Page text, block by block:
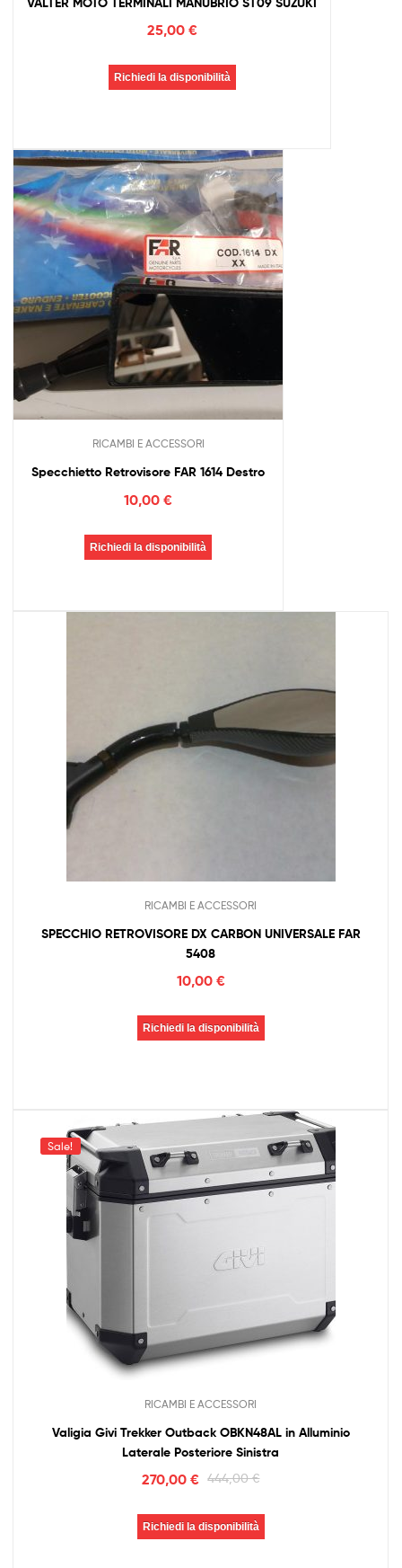
25,00 €
Richiedi la disponibilità
RICAMBI E ACCESSORI
Specchietto Retrovisore FAR 1614 Destro
10,00 €
Richiedi la disponibilità
RICAMBI E ACCESSORI
SPECCHIO RETROVISORE DX CARBON UNIVERSALE FAR
5408
10,00 €
Richiedi la disponibilità
Sale!
RICAMBI E ACCESSORI
Valigia Givi Trekker Outback OBKN48AL in Alluminio
Laterale Posteriore Sinistra
444,00€
270,00 €
Richiedi la disponibilità